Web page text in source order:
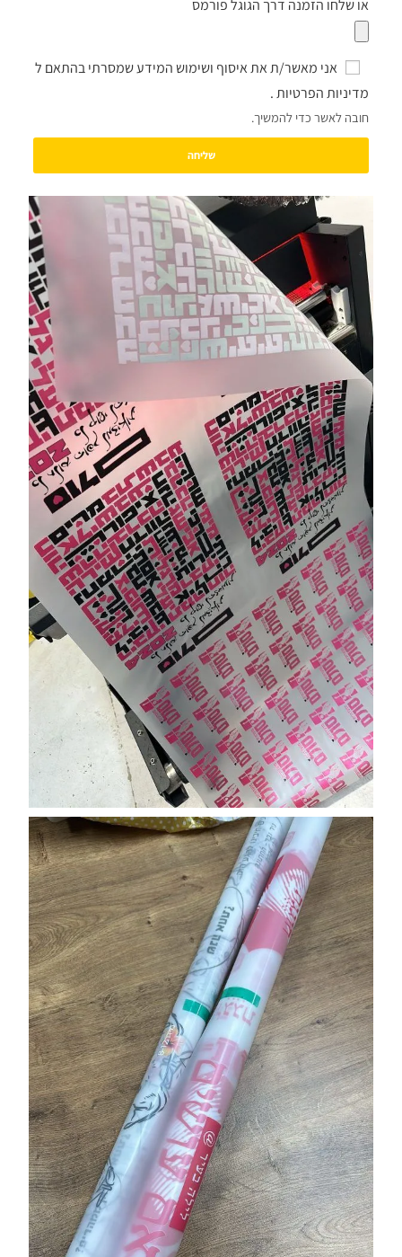
או שלחו הזמנה דרך הגוגל פורמס
אני מאשר/ת את איסוף ושימוש המידע שמסרתי בהתאם ל
מדיניות הפרטיות.
חובה לאשר כדי להמשיך.
שליחה